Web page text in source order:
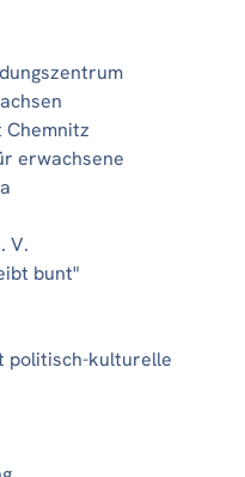
Chemnitz
erwachsene
V.
bunt"
politisch-kulturelle